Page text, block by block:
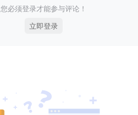
您必须登录才能参与评论！
立即登录